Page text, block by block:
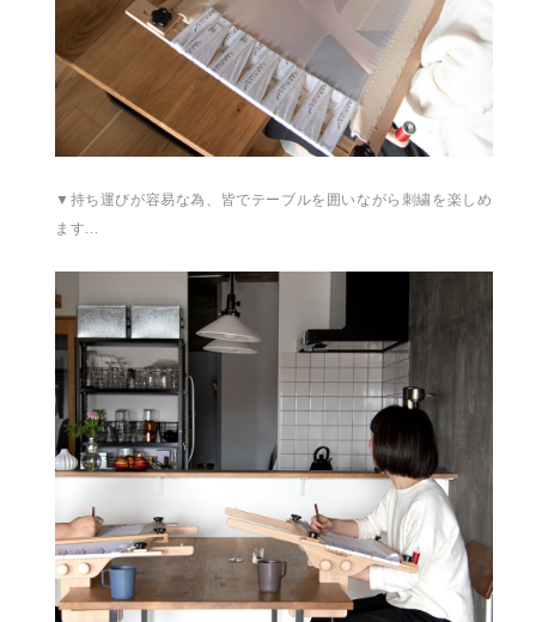
▼持ち運びが容易な為、皆でテーブルを囲いながら刺繍を楽しめ
ます…